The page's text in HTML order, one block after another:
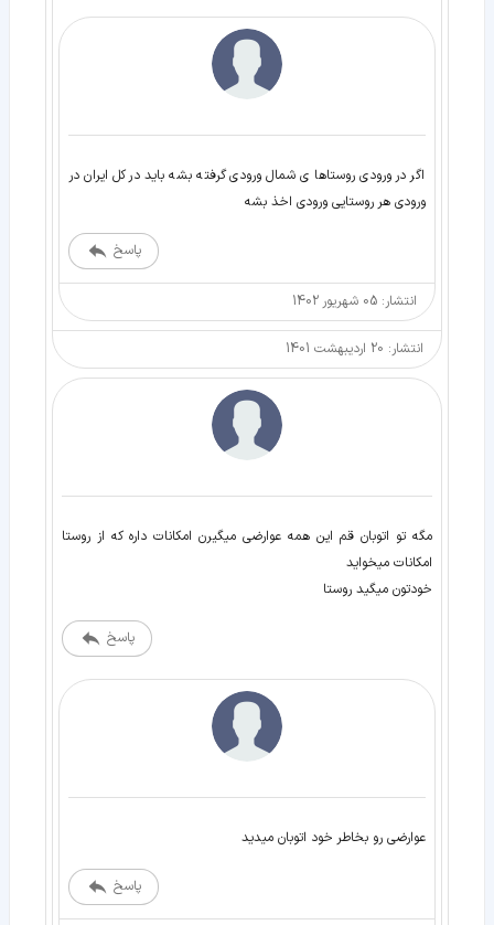
اگر در ورودی روستاها ی شمال ورودی گرفته بشه باید در کل ایران در
ورودی هر روستایی ورودی اخذ بشه
پاسخ
انتشار: 05 شهریور 1402
انتشار: 20 اردیبهشت 1401
مگه تو اتوبان قم این همه عوارضی میگیرن امکانات داره که از روستا
خودتون میگید روستا
پاسخ
عوارضی رو بخاطر خود اتوبان میدید
پاسخ